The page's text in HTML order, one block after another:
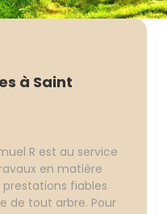
à Saint
R est au service
en matière
prestations fiables
de tout arbre. Pour